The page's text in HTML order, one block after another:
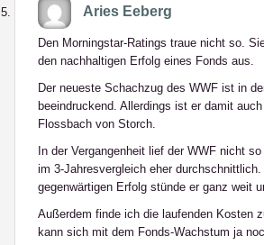
Aries Eeberg
Den Morningstar-Ratings traue nicht so.
den nachhaltigen Erfolg eines Fonds aus.
Der neueste Schachzug des WWF ist in
beeindruckend. Allerdings ist er damit
Flossbach von Storch.
In der Vergangenheit lief der WWF nicht
im 3-Jahresvergleich eher durchschnittlich.
gegenwärtigen Erfolg stünde er ganz weit
Außerdem finde ich die laufenden Kosten
kann sich mit dem Fonds-Wachstum ja